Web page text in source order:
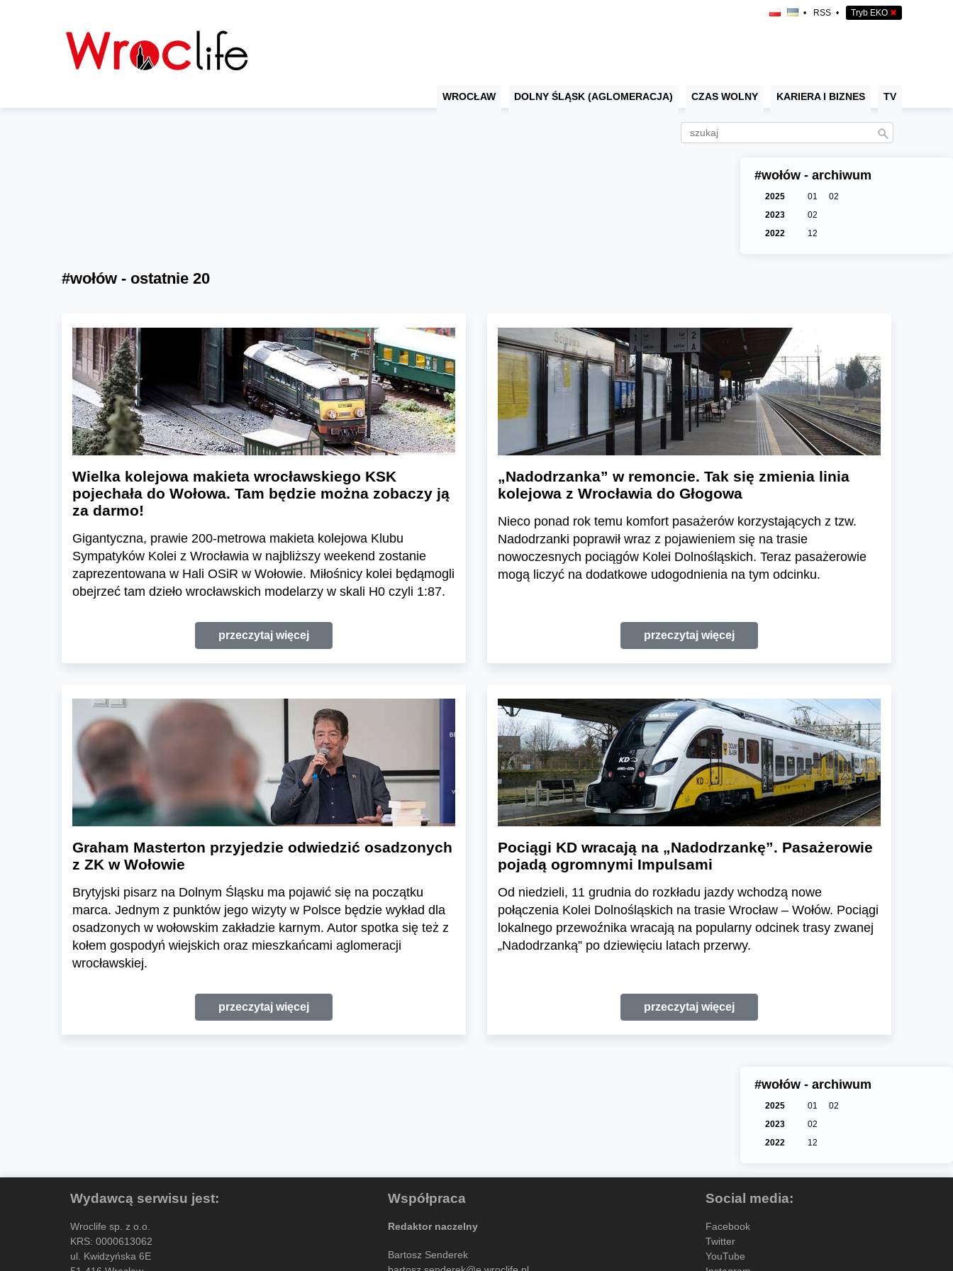
• RSS • Tryb EKO ✖
WROCŁAW DOLNY ŚLĄSK (AGLOMERACJA) CZAS WOLNY KARIERA I BIZNES TV
#wołów - archiwum
2025 01
02
2023
02
2022
12
#wołów - ostatnie 20
Wielka kolejowa makieta wrocławskiego KSK
pojechała do Wołowa. Tam będzie można zobaczy ją
za darmo!
Gigantyczna, prawie 200-metrowa makieta kolejowa Klubu
Sympatyków Kolei z Wrocławia w najbliższy weekend zostanie
zaprezentowana w Hali OSiR w Wołowie. Miłośnicy kolei będąmogli
obejrzeć tam dzieło wrocławskich modelarzy w skali H0 czyli 1:87.
przeczytaj więcej
„Nadodrzanka” w remoncie. Tak się zmienia linia
kolejowa z Wrocławia do Głogowa
Nieco ponad rok temu komfort pasażerów korzystających z tzw.
Nadodrzanki poprawił wraz z pojawieniem się na trasie
nowoczesnych pociągów Kolei Dolnośląskich. Teraz pasażerowie
mogą liczyć na dodatkowe udogodnienia na tym odcinku.
przeczytaj więcej
Graham Masterton przyjedzie odwiedzić osadzonych
z ZK w Wołowie
Brytyjski pisarz na Dolnym Śląsku ma pojawić się na początku
marca. Jednym z punktów jego wizyty w Polsce będzie wykład dla
osadzonych w wołowskim zakładzie karnym. Autor spotka się też z
kołem gospodyń wiejskich oraz mieszkańcami aglomeracji
wrocławskiej.
przeczytaj więcej
Pociągi KD wracają na „Nadodrzankę”. Pasażerowie
pojadą ogromnymi Impulsami
Od niedzieli, 11 grudnia do rozkładu jazdy wchodzą nowe
połączenia Kolei Dolnośląskich na trasie Wrocław – Wołów. Pociągi
lokalnego przewoźnika wracają na popularny odcinek trasy zwanej
„Nadodrzanką” po dziewięciu latach przerwy.
przeczytaj więcej
#wołów - archiwum
2025 01
02
2023
02
2022
12
Wydawcą serwisu jest:
Wroclife sp. z o.o.
KRS: 0000613062
ul. Kwidzyńska 6E
Współpraca
Redaktor naczelny
Bartosz Senderek
Social media:
Facebook
Twitter
YouTube